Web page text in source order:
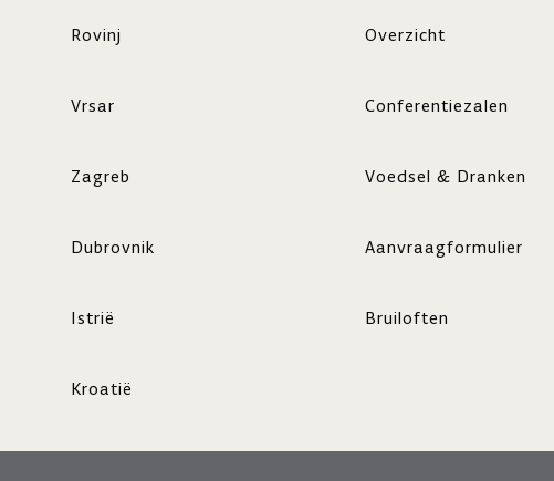
Rovinj
Vrsar
Zagreb
Dubrovnik
Istrië
Kroatië
Overzicht
Conferentiezalen
Voedsel & Dranken
Aanvraagformulier
Bruiloften